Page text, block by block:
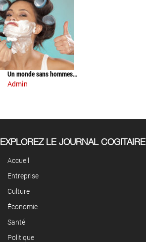
Un monde sans hommes…
Admin
EXPLOREZ LE JOURNAL COGITAIRE
Accueil
Entreprise
Culture
Économie
Santé
Politique